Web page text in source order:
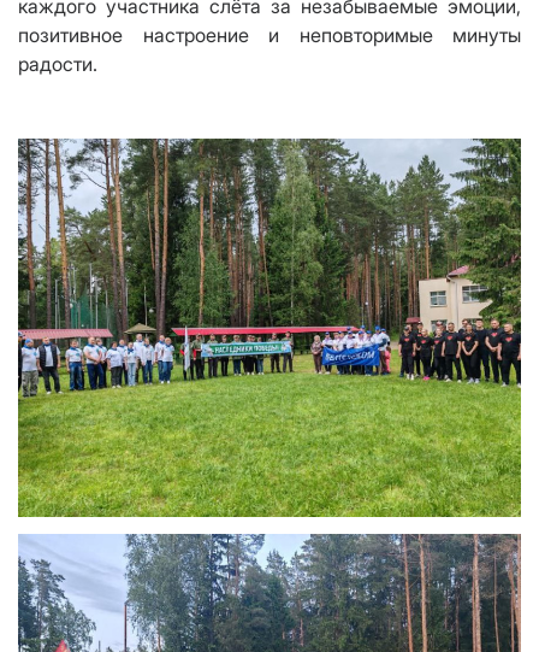
каждого участника слёта за незабываемые эмоции,
позитивное настроение и неповторимые минуты
радости.